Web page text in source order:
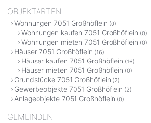
OBJEKTARTEN
Wohnungen 7051 Großhöflein (0)
Wohnungen kaufen 7051 Großhöflein (0)
Wohnungen mieten 7051 Großhöflein (0)
Häuser 7051 Großhöflein (16)
Häuser kaufen 7051 Großhöflein (16)
Häuser mieten 7051 Großhöflein (0)
Grundstücke 7051 Großhöflein (2)
Gewerbeobjekte 7051 Großhöflein (2)
Anlageobjekte 7051 Großhöflein (0)
GEMEINDEN